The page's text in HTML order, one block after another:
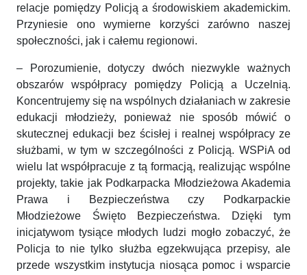
relacje pomiędzy Policją a środowiskiem akademickim.
Przyniesie ono wymierne korzyści zarówno naszej
społeczności, jak i całemu regionowi.
– Porozumienie, dotyczy dwóch niezwykle ważnych
obszarów współpracy pomiędzy Policją a Uczelnią.
Koncentrujemy się na wspólnych działaniach w zakresie
edukacji młodzieży, ponieważ nie sposób mówić o
skutecznej edukacji bez ścisłej i realnej współpracy ze
służbami, w tym w szczególności z Policją. WSPiA od
wielu lat współpracuje z tą formacją, realizując wspólne
projekty, takie jak Podkarpacka Młodzieżowa Akademia
Prawa i Bezpieczeństwa czy Podkarpackie
Młodzieżowe Święto Bezpieczeństwa. Dzięki tym
inicjatywom tysiące młodych ludzi mogło zobaczyć, że
Policja to nie tylko służba egzekwująca przepisy, ale
przede wszystkim instytucja niosąca pomoc i wsparcie